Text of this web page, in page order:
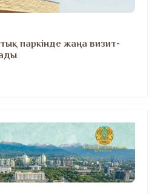
паркінде жаңа визит-